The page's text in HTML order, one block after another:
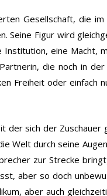
Gesellschaft, die
Seine Figur wird
eine Macht,
die noch in
Freiheit oder einfach
sich der Zuschauer
Welt durch seine
zur Strecke
aber so doch
aber auch